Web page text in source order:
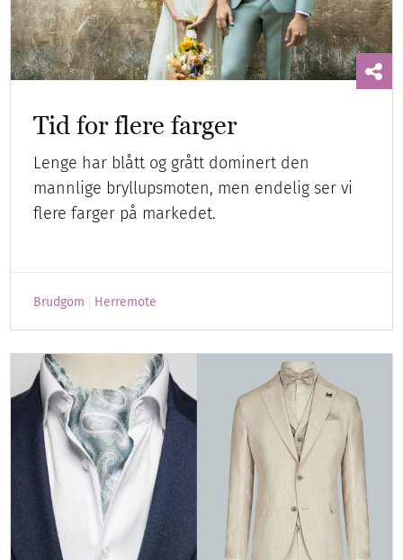
Tid for flere farger
Lenge har blått og grått dominert den
mannlige bryllupsmoten, men endelig ser vi
flere farger på markedet.
Brudgom Herremote